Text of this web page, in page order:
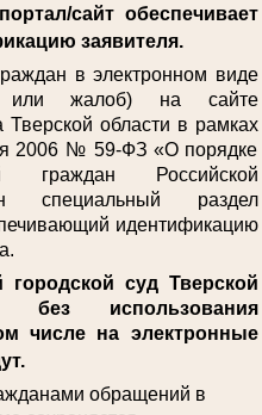
сайт обеспечивает
заявителя.
в электронном виде
или жалоб) на сайте
Тверской области в рамках
2006 № 59-ФЗ «О порядке
граждан Российской
специальный раздел
идентификацию
суд Тверской
без использования
числе на электронные
обращений в